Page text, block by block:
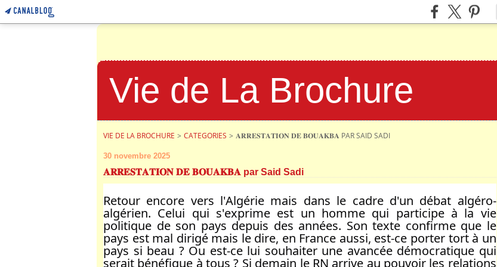
Vie de La Brochure
VIE DE LA BROCHURE > CATEGORIES > 𝐀𝐑𝐑𝐄𝐒𝐓𝐀𝐓𝐈𝐎𝐍 𝐃𝐄 𝐁𝐎𝐔𝐀𝐊𝐁𝐀 PAR SAID SADI
30 novembre 2025
𝐀𝐑𝐑𝐄𝐒𝐓𝐀𝐓𝐈𝐎𝐍 𝐃𝐄 𝐁𝐎𝐔𝐀𝐊𝐁𝐀 par Said Sadi
Retour encore vers l'Algérie mais dans le cadre d'un débat algéro-
algérien. Celui qui s'exprime est un homme qui participe à la vie
politique de son pays depuis des années. Son texte confirme que le
pays est mal dirigé mais le dire, en France aussi, est-ce porter tort à un
pays si beau ? Ou est-ce lui souhaiter une avancée démocratique qui
serait bénéfique à tous ? Si demain le RN arrive au pouvoir les relations